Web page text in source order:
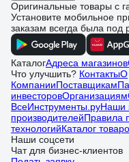
Оригинальные товары с
Установите мобильное
заказам всегда была под
КаталогАдреса магазинов
Что улучшить? КонтактыО
КомпанииПоставщикам
инвесторовОрганизациям
ВсеИнструменты.руНаши
производителейПравила
технологийКаталог
Наши соцсети
Чат для бизнес-клиентов